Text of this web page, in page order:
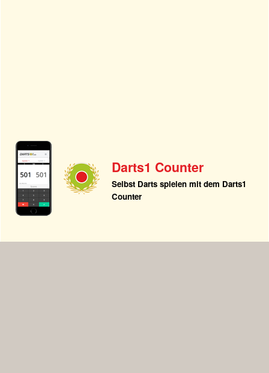
Darts1 Counter
Selbst Darts spielen mit dem Darts1
Counter